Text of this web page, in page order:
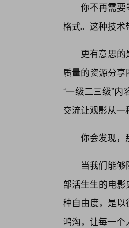
你不再需要
格式。这种技
更有意思
质量的资源分
“一级二三级”
交流让观影从
你会发现，
当我们能
部活生生的电
种自由度，是
鸿沟，让每一